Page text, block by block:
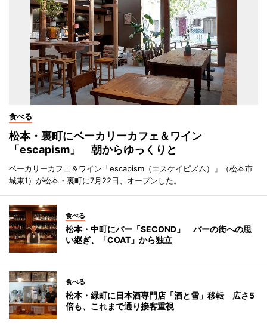
食べる
松本・裏町にベーカリーカフェ＆ワイン
「escapism」 朝からゆっくりと
ベーカリーカフェ＆ワイン「escapism（エスケイピズム）」（松本市
城東1）が松本・裏町に7月22日、オープンした。
食べる
松本・中町にバー「SECOND」 バーの街への思
い継ぎ、「COAT」から独立
食べる
松本・緑町に日本酒専門店「酒と雪」移転 広さ5
倍も、これまで通り接客重視